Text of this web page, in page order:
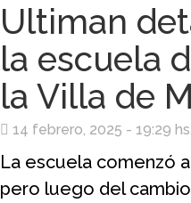
Ultiman
la escuela
la Villa de
14 febrero, 2025 - 19:29 hs.
La escuela comenzó
pero luego del